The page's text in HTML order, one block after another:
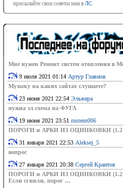
присылайте свои советы нам в ЛС
Мне нужен Ремонт систем отопления в
9 июля 2021 01:14 Артур Главнов
Музыку на каких сайтах слушаете?
23 июня 2021 22:54 Эльвира
нужна эл.схема на ФУГА
19 июня 2021 23:51 rustem006
ПОРОГИ и АРКИ ИЗ ОЦИНКОВКИ (1.2
31 января 2021 22:53 Aleksej_5
вопрос
27 января 2021 20:38 Сергей Крантов
ПОРОГИ и АРКИ ИЗ ОЦИНКОВКИ (1.2
Если сгнили, порог ...